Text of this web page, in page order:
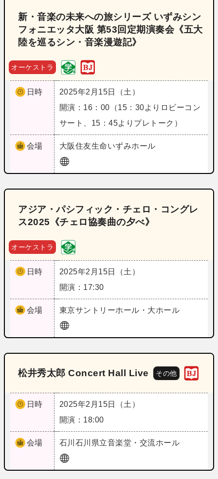
新・音楽の未来への旅シリーズ いずみシン
フォニエッタ大阪 第53回定期演奏会《五大
陸を巡るシン・音楽漫遊記》
オーケストラ
日時
2025年2月15日（土）
開演：16：00（15：30よりロビーコン
サート、15：45よりプレトーク）
会場 大阪住友生命いずみホール
アジア・パシフィック・チェロ・コングレ
ス2025《チェロ協奏曲の夕べ》
オーケストラ
日時
2025年2月15日（土）
開演：17:30
会場 東京サントリーホール・大ホール
松井秀太郎 Concert Hall Live その他
日時
2025年2月15日（土）
開演：18:00
会場 石川 石川県立音楽堂・交流ホール